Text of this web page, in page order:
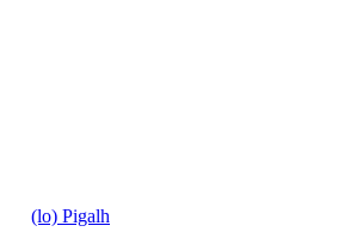
(lo) Pigalh